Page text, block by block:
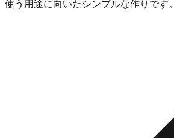
使う用途に向いたシンプルな作りです。